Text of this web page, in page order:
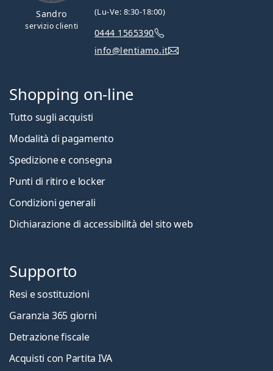
Sandro
servizio clienti
(Lu-Ve: 8:30-18:00)
0444 1565390
info@lentiamo.it
Shopping on-line
Tutto sugli acquisti
Modalità di pagamento
Spedizione e consegna
Punti di ritiro e locker
Condizioni generali
Dichiarazione di accessibilità del sito web
Supporto
Resi e sostituzioni
Garanzia 365 giorni
Detrazione fiscale
Acquisti con Partita IVA